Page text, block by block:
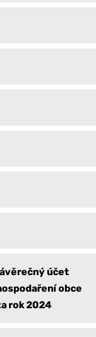
účet
obce
rok 2024